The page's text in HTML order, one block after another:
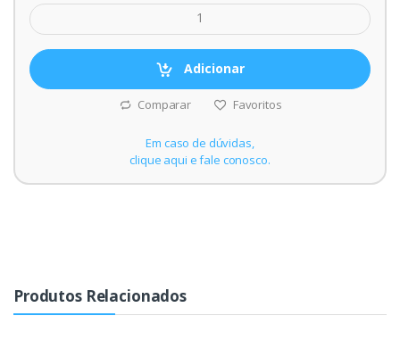
Adicionar
Comparar Favoritos
Em caso de dúvidas,
clique aqui e fale conosco.
Produtos Relacionados